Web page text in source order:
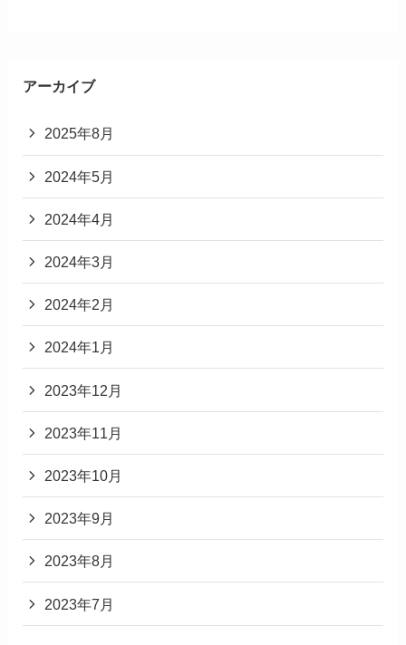
アーカイブ
2025年8月
2024年5月
2024年4月
2024年3月
2024年2月
2024年1月
2023年12月
2023年11月
2023年10月
2023年9月
2023年8月
2023年7月